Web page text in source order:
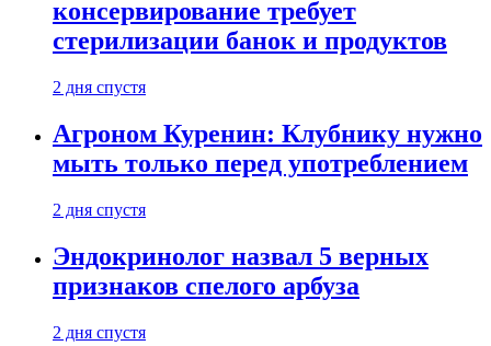
консервирование требует
стерилизации банок и продуктов
2 дня спустя
Агроном Куренин: Клубнику нужно
мыть только перед употреблением
2 дня спустя
Эндокринолог назвал 5 верных
признаков спелого арбуза
2 дня спустя